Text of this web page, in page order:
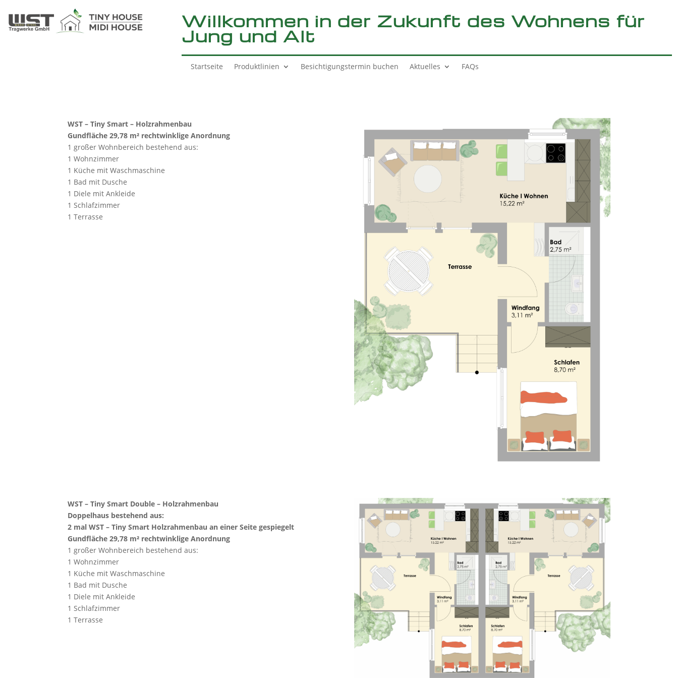
Willkommen in der Zukunft des Wohnens für
Jung und Alt
Startseite Produktlinien Besichtigungstermin buchen Aktuelles FAQs
WST – Tiny Smart – Holzrahmenbau
Gundfläche 29,78 m² rechtwinklige Anordnung
1 großer Wohnbereich bestehend aus:
1 Wohnzimmer
1 Küche mit Waschmaschine
1 Bad mit Dusche
1 Diele mit Ankleide
1 Schlafzimmer
1 Terrasse
WST – Tiny Smart Double – Holzrahmenbau
Doppelhaus bestehend aus:
2 mal WST – Tiny Smart Holzrahmenbau an einer Seite gespiegelt
Gundfläche 29,78 m² rechtwinklige Anordnung
1 großer Wohnbereich bestehend aus:
1 Wohnzimmer
1 Küche mit Waschmaschine
1 Bad mit Dusche
1 Diele mit Ankleide
1 Schlafzimmer
1 Terrasse